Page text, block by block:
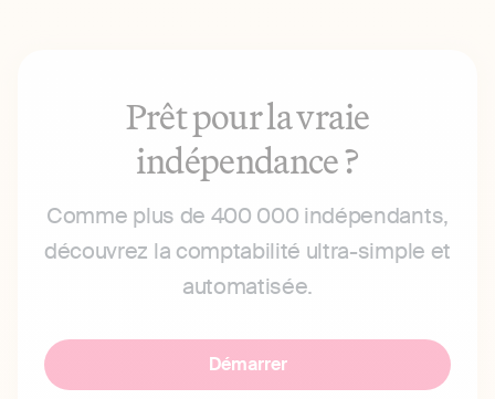
Prêt pour la vraie
indépendance ?
Comme plus de 400 000 indépendants,
découvrez la comptabilité ultra-simple et
automatisée.
Démarrer